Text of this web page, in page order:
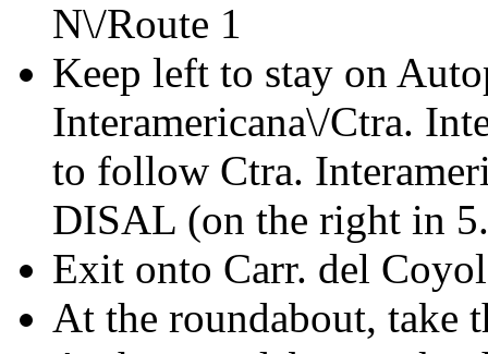
N\/Route 1
Keep left to stay on
Interamericana\/Ctra.
to follow Ctra.
DISAL (on the right in
Exit onto Carr. del Coyol
At the roundabout, take